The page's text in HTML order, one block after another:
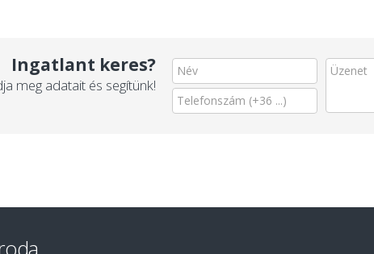
Ingatlant keres?
meg adatait és segítünk!